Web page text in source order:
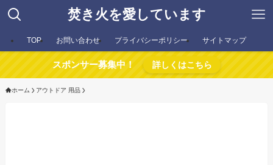
焚き火を愛しています
TOP お問い合わせ プライバシーポリシー サイトマップ
スポンサー募集中！ 詳しくはこちら
ホーム アウトドア 用品